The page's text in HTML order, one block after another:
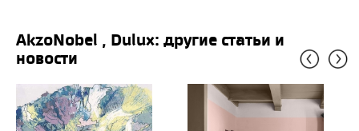
AkzoNobel , Dulux: другие статьи и
новости